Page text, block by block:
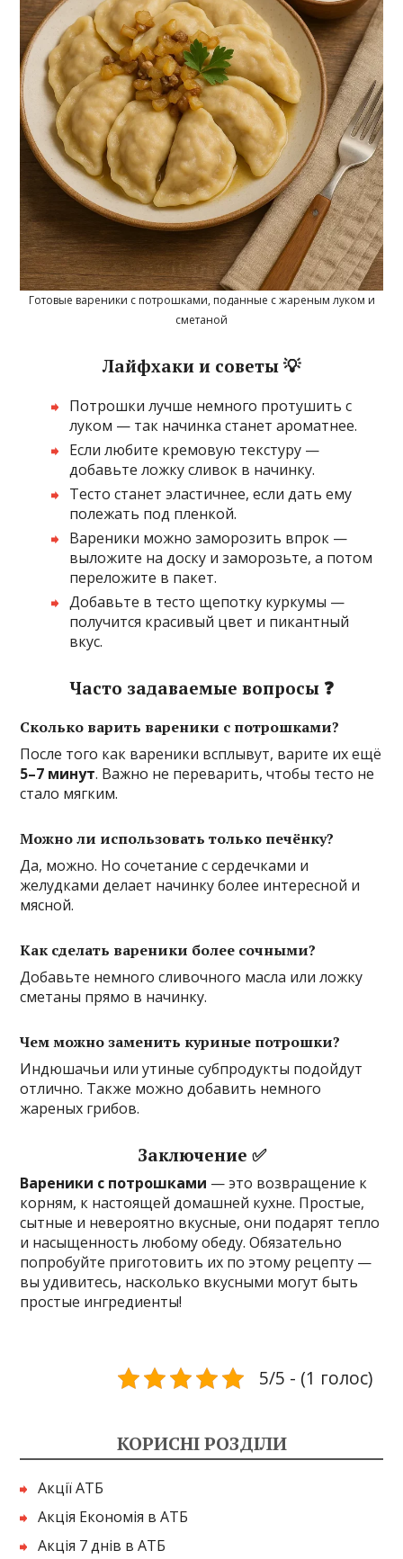
Готовые вареники с потрошками, поданные с жареным луком и
сметаной
Лайфхаки и советы 💡
Потрошки лучше немного протушить с
луком — так начинка станет ароматнее.
Если любите кремовую текстуру —
добавьте ложку сливок в начинку.
Тесто станет эластичнее, если дать ему
полежать под пленкой.
Вареники можно заморозить впрок —
выложите на доску и заморозьте, а потом
переложите в пакет.
Добавьте в тесто щепотку куркумы —
получится красивый цвет и пикантный
вкус.
Часто задаваемые вопросы ❓
Сколько варить вареники с потрошками?
После того как вареники всплывут, варите их ещё
5–7 минут. Важно не переварить, чтобы тесто не
стало мягким.
Можно ли использовать только печёнку?
Да, можно. Но сочетание с сердечками и
желудками делает начинку более интересной и
мясной.
Как сделать вареники более сочными?
Добавьте немного сливочного масла или ложку
сметаны прямо в начинку.
Чем можно заменить куриные потрошки?
Индюшачьи или утиные субпродукты подойдут
отлично. Также можно добавить немного
жареных грибов.
Заключение ✅
Вареники с потрошками — это возвращение к
корням, к настоящей домашней кухне. Простые,
сытные и невероятно вкусные, они подарят тепло
и насыщенность любому обеду. Обязательно
попробуйте приготовить их по этому рецепту —
вы удивитесь, насколько вкусными могут быть
простые ингредиенты!
5/5 - (1 голос)
КОРИСНІ РОЗДІЛИ
Акції АТБ
Акція Економія в АТБ
Акція 7 днів в АТБ